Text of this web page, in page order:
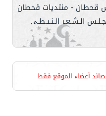
قحطان - منتديات قحطان
الـشـعـر الـنـبـطـي
أعضاء الموقع فقط